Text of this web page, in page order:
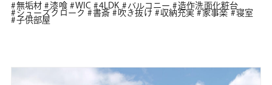
無垢材 漆喰 WIC 4LDK バルコニー
造作洗面化粧台
シューズクローク
書斎 吹き抜け 収納充実 家事楽
寝室
子供部屋